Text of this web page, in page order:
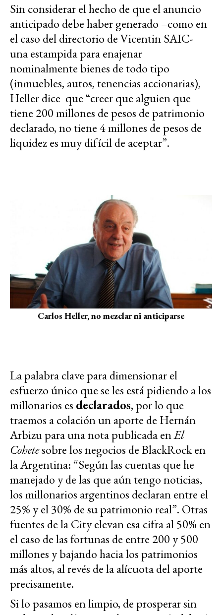
Sin considerar el hecho de que el anuncio
anticipado debe haber generado –como en
el caso del directorio de Vicentin SAIC-
una estampida para enajenar
nominalmente bienes de todo tipo
(inmuebles, autos, tenencias accionarias),
Heller dice que “creer que alguien que
tiene 200 millones de pesos de patrimonio
declarado, no tiene 4 millones de pesos de
liquidez es muy difícil de aceptar”.
Carlos Heller, no mezclar ni anticiparse
La palabra clave para dimensionar el
esfuerzo único que se les está pidiendo a los
millonarios es declarados, por lo que
traemos a colación un aporte de Hernán
Arbizu para una nota publicada enEl
Cohetesobre los negocios de BlackRock en
la Argentina: “Según las cuentas que he
manejado y de las que aún tengo noticias,
los millonarios argentinos declaran entre el
25% y el 30% de su patrimonio real”. Otras
fuentes de la City elevan esa cifra al 50% en
el caso de las fortunas de entre 200 y 500
millones y bajando hacia los patrimonios
más altos, al revés de la alícuota del aporte
precisamente.
Si lo pasamos en limpio, de prosperar sin